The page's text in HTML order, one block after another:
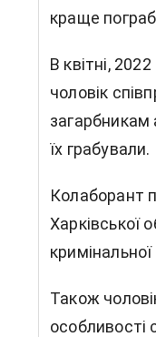
краще
В квітні,
чоловік
загарбникам
їх
Колаборант
Харківської
Також
особливості